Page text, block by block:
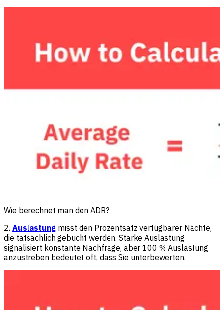
Wie berechnet man den ADR?
2. Auslastung misst den Prozentsatz verfügbarer Nächte,
die tatsächlich gebucht werden. Starke Auslastung
signalisiert konstante Nachfrage, aber 100 % Auslastung
anzustreben bedeutet oft, dass Sie unterbewerten.